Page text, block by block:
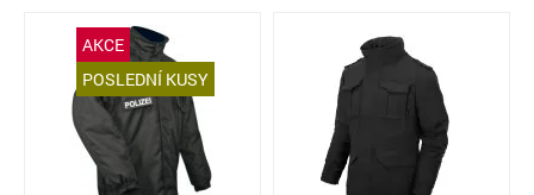
AKCE
POSLEDNÍ KUSY